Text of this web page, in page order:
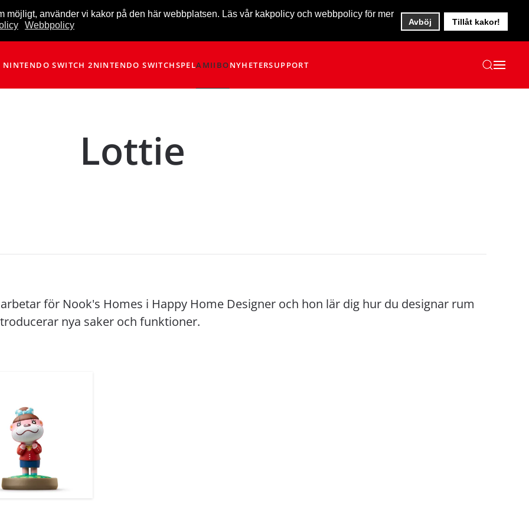
möjligt, använder vi kakor på den här webbplatsen. Läs vår kakpolicy och webbpolicy för mer
Webbpolicy Avböj Tillåt kakor!
NINTENDO SWITCH 2NINTENDO SWITCHSPELAMIIBONYHETERSUPPORT
Lottie
för Nook's Homes i Happy Home Designer och hon lär dig hur du designar rum
nya saker och funktioner.